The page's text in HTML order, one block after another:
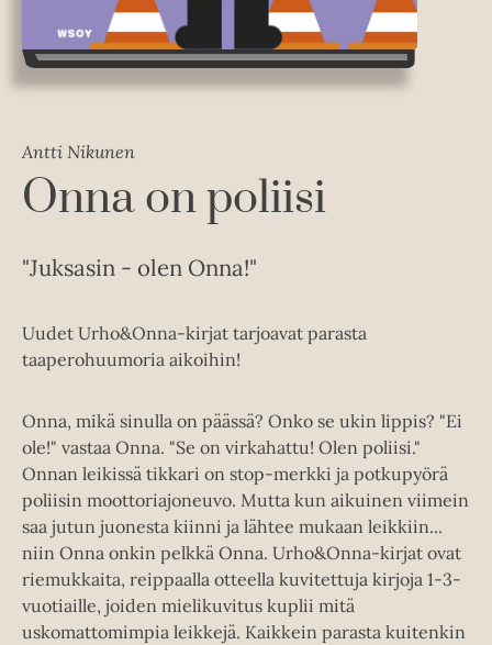
Antti Nikunen
Onna on poliisi
"Juksasin - olen Onna!"
Uudet Urho&Onna-kirjat tarjoavat parasta
taaperohuumoria aikoihin!
Onna, mikä sinulla on päässä? Onko se ukin lippis? "Ei
ole!" vastaa Onna. "Se on virkahattu! Olen poliisi."
Onnan leikissä tikkari on stop-merkki ja potkupyörä
poliisin moottoriajoneuvo. Mutta kun aikuinen viimein
saa jutun juonesta kiinni ja lähtee mukaan leikkiin...
niin Onna onkin pelkkä Onna. Urho&Onna-kirjat ovat
riemukkaita, reippaalla otteella kuvitettuja kirjoja 1-3-
vuotiaille, joiden mielikuvitus kuplii mitä
uskomattomimpia leikkejä. Kaikkein parasta kuitenkin